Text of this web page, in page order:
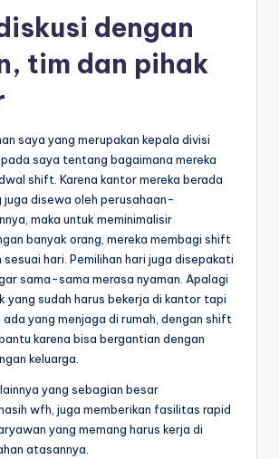
dengan
tim dan pihak
saya yang merupakan kepala divisi
saya tentang bagaimana mereka
shift. Karena kantor mereka berada
juga disewa oleh perusahaan-
maka untuk meminimalisir
banyak orang, mereka membagi shift
hari. Pemilihan hari juga disepakati
sama-sama merasa nyaman. Apalagi
yang sudah harus bekerja di kantor tapi
ada yang menjaga di rumah, dengan shift
karena bisa bergantian dengan
keluarga.
yang sebagian besar
wfh, juga memberikan fasilitas rapid
yang memang harus kerja di
atasannya.